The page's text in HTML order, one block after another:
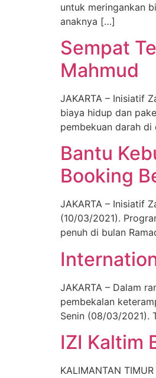
untuk meringankan
anaknya […]
Sempat
Mahmud
JAKARTA – Inisiatif
biaya hidup dan
pembekuan darah
Bantu
Booking
JAKARTA – Inisiatif
(10/03/2021).
penuh di bulan
JAKARTA – Dalam
pembekalan
Senin (08/03/2021).
IZI Kaltim
KALIMANTAN